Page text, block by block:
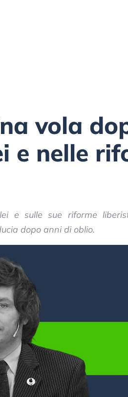
vola
e nelle
e sulle sue riforme
dopo anni di oblio.